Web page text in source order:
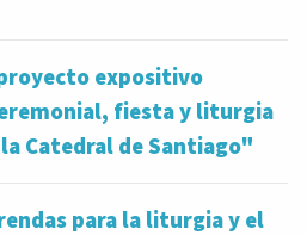
expositivo
fiesta y liturgia
Catedral de Santiago"
para la liturgia y el